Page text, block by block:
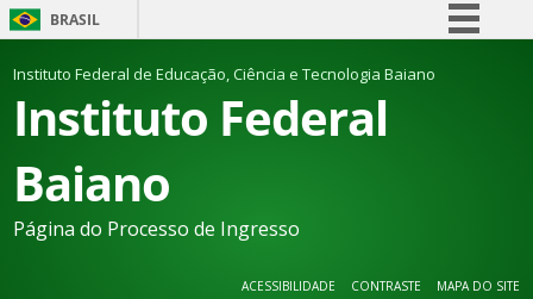
BRASIL
Comunica BR
Participe
Instituto Federal de Educação, Ciência e Tecnologia Baiano
Instituto Federal
Baiano
Página do Processo de Ingresso
ACESSIBILIDADE CONTRASTE MAPA DO SITE